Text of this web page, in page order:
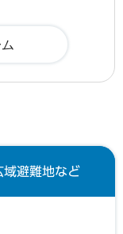
域避難地など